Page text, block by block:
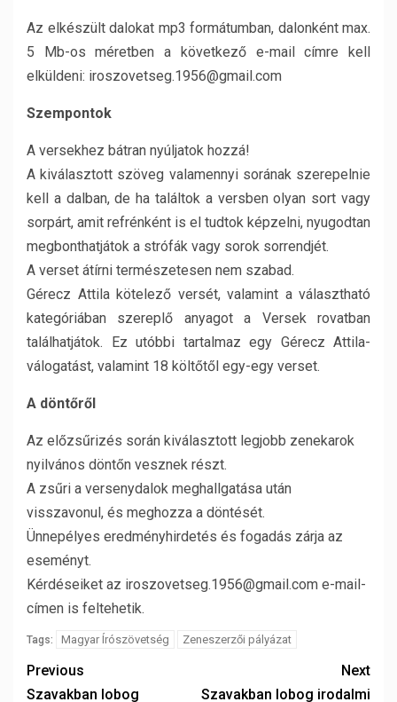
Az elkészült dalokat mp3 formátumban, dalonként max.
5 Mb-os méretben a következő e-mail címre kell
elküldeni: iroszovetseg.1956@gmail.com
Szempontok
A versekhez bátran nyúljatok hozzá!
A kiválasztott szöveg valamennyi sorának szerepelnie
kell a dalban, de ha találtok a versben olyan sort vagy
sorpárt, amit refrénként is el tudtok képzelni, nyugodtan
megbonthatjátok a strófák vagy sorok sorrendjét.
A verset átírni természetesen nem szabad.
Gérecz Attila kötelező versét, valamint a választható
kategóriában szereplő anyagot a Versek rovatban
találhatjátok. Ez utóbbi tartalmaz egy Gérecz Attila-
válogatást, valamint 18 költőtől egy-egy verset.
A döntőről
Az előzsűrizés során kiválasztott legjobb zenekarok
nyilvános döntőn vesznek részt.
A zsűri a versenydalok meghallgatása után
visszavonul, és meghozza a döntését.
Ünnepélyes eredményhirdetés és fogadás zárja az
eseményt.
Kérdéseiket az iroszovetseg.1956@gmail.com e-mail-
címen is feltehetik.
Tags: Magyar Írószövetség Zeneszerzői pályázat
Previous
Szavakban lobog
Next
Szavakban lobog irodalmi